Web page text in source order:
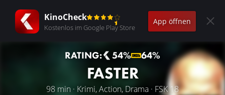
KinoCheck
Kostenlos im Google Play Store
App öffnen
RATING: 54% 64%
FASTER
98 min · Krimi, Action, Drama · FSK 18